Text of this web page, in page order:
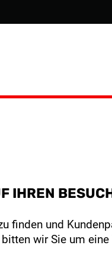
IHREN
finden und
wir Sie um